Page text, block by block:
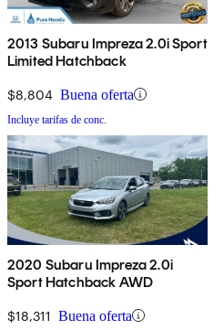
2013 Subaru Impreza 2.0i Sport
Limited Hatchback
$8,804 Buena oferta
Incluye tarifas de conc.
2020 Subaru Impreza 2.0i
Sport Hatchback AWD
$18,311 Buena oferta